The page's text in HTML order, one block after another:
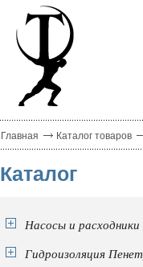
Главная Каталог товаров
Каталог
Насосы и
Гидроизоляция